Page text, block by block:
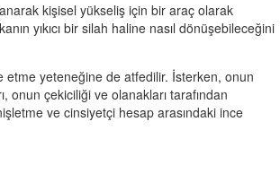
kişisel yükseliş için bir araç olarak
yıkıcı bir silah haline nasıl dönüşebileceğini
etme yeteneğine de atfedilir. İsterken, onun
onun çekiciliği ve olanakları tarafından
ve cinsiyetçi hesap arasındaki ince